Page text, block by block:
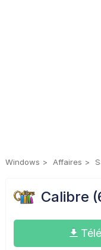
Windows Affaires
Calibre